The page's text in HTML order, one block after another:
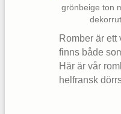
Romber är ett
finns både
Här är vår
helfransk